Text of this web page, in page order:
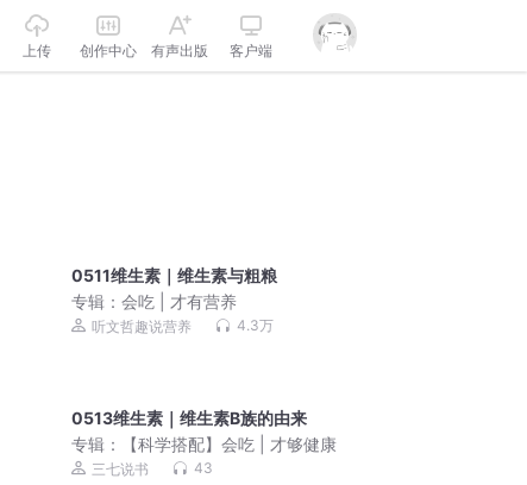
上传 创作中心 有声出版 客户端
0511维生素｜维生素与粗粮
专辑：会吃 | 才有营养
听文哲趣说营养 4.3万
0513维生素｜维生素B族的由来
专辑：
【科学搭配】会吃 | 才够健康
三七说书 43